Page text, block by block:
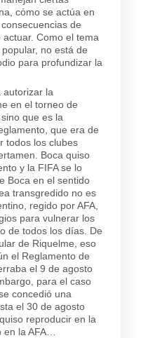
cómo se actúa en
de
Como el tema
no está de
para profundizar la
autorizar la
en el torneo de
que es la
que era de
todos los clubes
Boca quiso
y la FIFA se lo
Boca en el sentido
transgredido no es
regido por AFA,
para vulnerar los
de todos los días. De
de Riquelme, eso
el Reglamento de
el 9 de agosto
para el caso
concedió una
el 30 de agosto
reproducir en la
la AFA…